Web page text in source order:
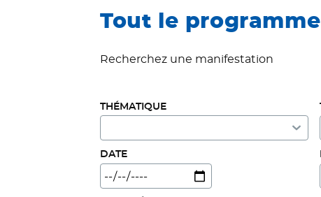
Tout le
Recherchez une manifestation
THÉMATIQUE
DATE